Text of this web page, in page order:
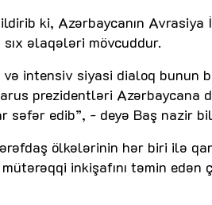
ki, Azərbaycanın
əlaqələri mövcuddur.
intensiv siyasi dialoq bunun
prezidentləri
səfər edib”, - deyə Baş nazir
ölkələrinin hər biri ilə
inkişafını təmin